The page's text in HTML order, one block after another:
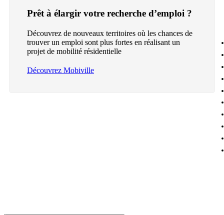
Prêt à élargir votre recherche d’emploi ?
Découvrez de nouveaux territoires où les chances de
trouver un emploi sont plus fortes en réalisant un
projet de mobilité résidentielle
Découvrez Mobiville